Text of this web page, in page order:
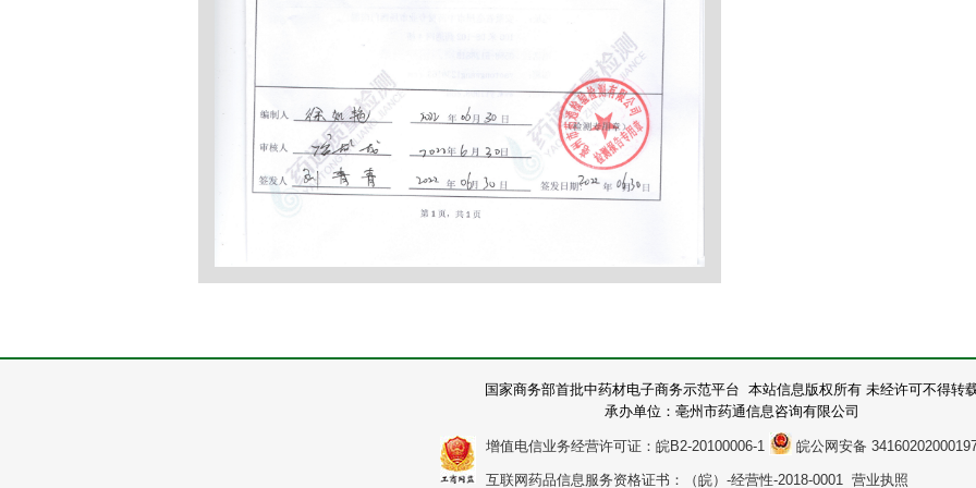
国家商务部首批中药材电子商务示范平台 本站信息版权所有 未经许可不得转
承办单位：亳州市药通信息咨询有限公司
增值电信业务经营许可证：皖B2-20100006-1 皖公网安备
互联网药品信息服务资格证书：（皖）-经营性-2018-0001 营业执照